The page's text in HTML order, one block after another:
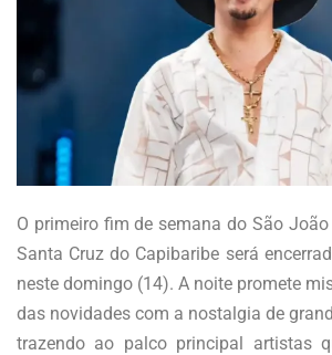
O primeiro fim de semana do São
Santa Cruz do Capibaribe será
neste domingo (14). A noite promete
das novidades com a nostalgia de
trazendo ao palco principal artistas